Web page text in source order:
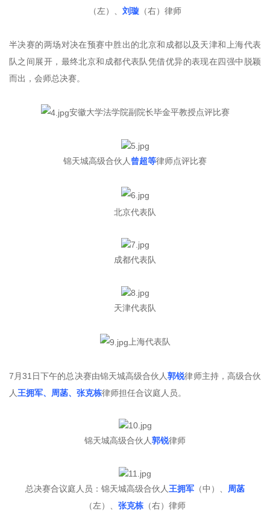
（左）、 刘璇 （右）律师
半决赛的两场对决在预赛中胜出的北京和成都以及天津和上海代表
队之间展开，最终北京和成都代表队凭借优异的表现在四强中脱颖
而出，会师总决赛。
安徽大学法学院副院长毕金平教授点评比赛
锦天城高级合伙人 曾超等律师点评比赛
北京代表队
成都代表队
天津代表队
上海代表队
7月31日下午的总决赛由锦天城高级合伙人郭锐律师主持，高级合伙
人 王拥军、周菡、张克栋律师担任合议庭人员。
锦天城高级合伙人郭锐律师
总决赛合议庭人员：锦天城高级合伙人 王拥军 （中）、 周菡
（左）、 张克栋 （右）律师